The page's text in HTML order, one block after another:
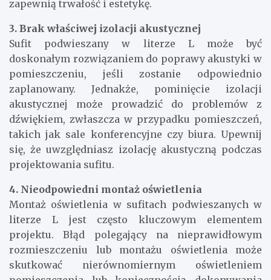
zapewnią trwałość i estetykę.
3. Brak właściwej izolacji akustycznej
Sufit podwieszany w literze L może być
doskonałym rozwiązaniem do poprawy akustyki w
pomieszczeniu, jeśli zostanie odpowiednio
zaplanowany. Jednakże, pominięcie izolacji
akustycznej może prowadzić do problemów z
dźwiękiem, zwłaszcza w przypadku pomieszczeń,
takich jak sale konferencyjne czy biura. Upewnij
się, że uwzględniasz izolację akustyczną podczas
projektowania sufitu.
4. Nieodpowiedni montaż oświetlenia
Montaż oświetlenia w sufitach podwieszanych w
literze L jest często kluczowym elementem
projektu. Błąd polegający na nieprawidłowym
rozmieszczeniu lub montażu oświetlenia może
skutkować nierównomiernym oświetleniem